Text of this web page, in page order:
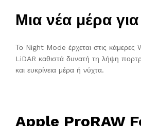
Μια νέα μέρα
Το Night Mode έρχεται στις κάμερες
LiDAR καθιστά δυνατή τη λήψη
και ευκρίνεια μέρα ή νύχτα.
Apple ProRAW